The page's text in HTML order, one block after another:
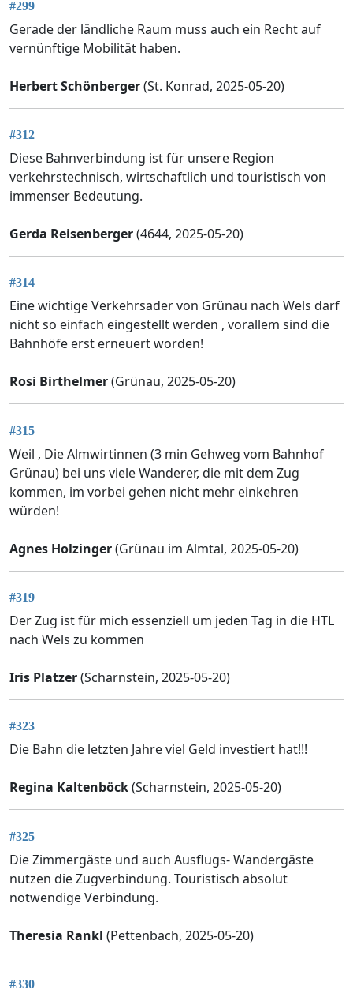
#299
Gerade der ländliche Raum muss auch ein Recht auf
vernünftige Mobilität haben.
Herbert Schönberger(St. Konrad, 2025-05-20)
#312
Diese Bahnverbindung ist für unsere Region
verkehrstechnisch, wirtschaftlich und touristisch von
immenser Bedeutung.
Gerda Reisenberger(4644, 2025-05-20)
#314
Eine wichtige Verkehrsader von Grünau nach Wels darf
nicht so einfach eingestellt werden , vorallem sind die
Bahnhöfe erst erneuert worden!
Rosi Birthelmer(Grünau, 2025-05-20)
#315
Weil , Die Almwirtinnen (3 min Gehweg vom Bahnhof
Grünau) bei uns viele Wanderer, die mit dem Zug
kommen, im vorbei gehen nicht mehr einkehren
würden!
Agnes Holzinger(Grünau im Almtal, 2025-05-20)
#319
Der Zug ist für mich essenziell um jeden Tag in die HTL
nach Wels zu kommen
Iris Platzer(Scharnstein, 2025-05-20)
#323
Die Bahn die letzten Jahre viel Geld investiert hat!!!
Regina Kaltenböck(Scharnstein, 2025-05-20)
#325
Die Zimmergäste und auch Ausflugs- Wandergäste
nutzen die Zugverbindung. Touristisch absolut
notwendige Verbindung.
Theresia Rankl (Pettenbach, 2025-05-20)
#330